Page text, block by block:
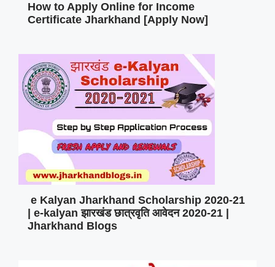
How to Apply Online for Income
Certificate Jharkhand [Apply Now]
e Kalyan Jharkhand Scholarship 2020-21
| e-kalyan झारखंड छात्रवृति आवेदन 2020-21 |
Jharkhand Blogs